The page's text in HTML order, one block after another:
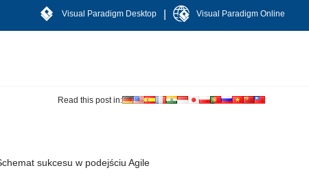
Visual Paradigm Desktop Visual Paradigm Online
Read this post in:
sukcesu w podejściu Agile